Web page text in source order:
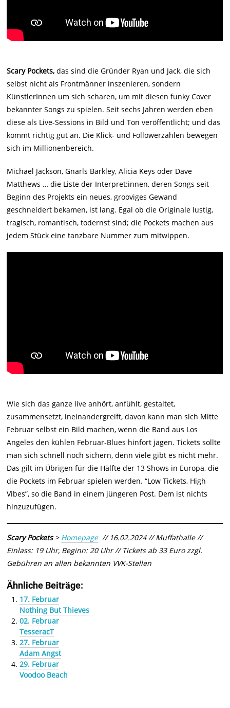
Scary Pockets, das sind die Gründer Ryan und Jack, die sich
selbst nicht als Frontmänner inszenieren, sondern
KünstlerInnen um sich scharen, um mit diesen funky Cover
bekannter Songs zu spielen. Seit sechs Jahren werden eben
diese als Live-Sessions in Bild und Ton veröffentlicht; und das
kommt richtig gut an. Die Klick- und Followerzahlen bewegen
sich im Millionenbereich.
Michael Jackson, Gnarls Barkley, Alicia Keys oder Dave
Matthews … die Liste der Interpret:innen, deren Songs seit
Beginn des Projekts ein neues, grooviges Gewand
geschneidert bekamen, ist lang. Egal ob die Originale lustig,
tragisch, romantisch, todernst sind; die Pockets machen aus
jedem Stück eine tanzbare Nummer zum mitwippen.
Wie sich das ganze live anhört, anfühlt, gestaltet,
zusammensetzt, ineinandergreift, davon kann man sich Mitte
Februar selbst ein Bild machen, wenn die Band aus Los
Angeles den kühlen Februar-Blues hinfort jagen. Tickets sollte
man sich schnell noch sichern, denn viele gibt es nicht mehr.
Das gilt im Übrigen für die Hälfte der 13 Shows in Europa, die
die Pockets im Februar spielen werden.“Low Tickets, High
Vibes”, so die Band in einem jüngeren Post. Dem ist nichts
hinzuzufügen.
Scary Pockets> Homepage// 16.02.2024 // Muffathalle //
Einlass: 19 Uhr, Beginn: 20 Uhr //Tickets ab 33 Euro zzgl.
Gebühren an allen bekannten VVK-Stellen
Ähnliche Beiträge:
17. Februar
Nothing But Thieves
02. Februar
TesseracT
27. Februar
Adam Angst
29. Februar
Voodoo Beach